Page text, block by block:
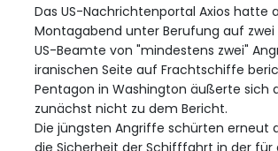
Das US-Nachrichtenportal Axios hatte
Montagabend unter Berufung auf
US-Beamte von "mindestens zwei"
iranischen Seite auf Frachtschiffe
Pentagon in Washington äußerte sich
zunächst nicht zu dem Bericht.
Die jüngsten Angriffe schürten erneut
die Sicherheit der Schifffahrt in der für